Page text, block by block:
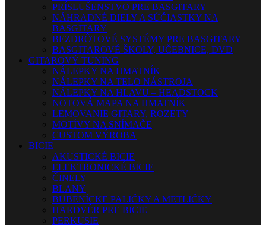
PRÍSLUŠENSTVO PRE BASGITARY
NÁHRADNÉ DIELY A SÚČIASTKY NA
BASGITARY
BEZDRÔTOVÉ SYSTÉMY PRE BASGITARY
BASGITAROVÉ ŠKOLY, UČEBNICE, DVD
GITAROVÝ TUNING
NÁLEPKY NA HMATNÍK
NÁLEPKY NA TELO NÁSTROJA
NÁLEPKY NA HLAVU – HEADSTOCK
NOTOVÁ MAPA NA HMATNÍK
LEMOVANIE GITARY, ROZETY
MOTÍVY NA SNÍMAČE
CUSTOM VÝROBA
BICIE
AKUSTICKÉ BICIE
ELEKTRONICKÉ BICIE
ČINELY
BLANY
BUBENÍCKE PALIČKY A METLIČKY
HARDVÉR PRE BICIE
PERKUSIE